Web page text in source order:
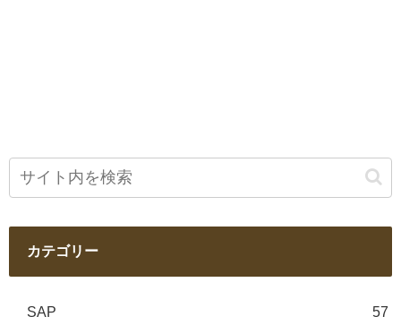
カテゴリー
SAP 57